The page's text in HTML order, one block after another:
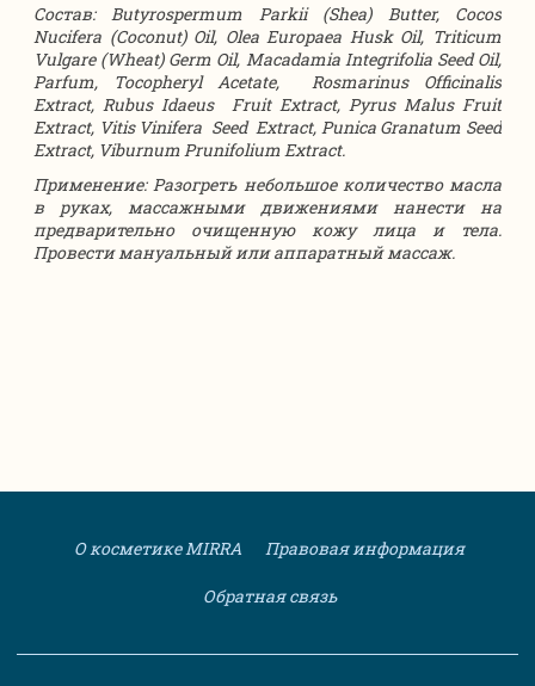
Состав: Butyrospermum Parkii (Shea) Butter, Cocos
Nucifera (Coconut) Oil, Olea Europaea Husk Oil, Triticum
Vulgare (Wheat) Germ Oil, Macadamia Integrifolia Seed Oil,
Parfum, Tocopheryl Acetate, Rosmarinus Officinalis
Extract, Rubus Idaeus Fruit Extract, Pyrus Malus Fruit
Extract, Vitis Vinifera Seed Extract, Punica Granatum Seed
Extract, Viburnum Prunifolium Extract.
Применение: Разогреть небольшое количество масла
в руках, массажными движениями нанести на
предварительно очищенную кожу лица и тела.
Провести мануальный или аппаратный массаж.
О косметике MIRRA Правовая информация
Обратная связь